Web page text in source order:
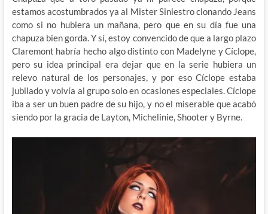
estamos acostumbrados ya al Mister Siniestro clonando Jeans
como si no hubiera un mañana, pero que en su día fue una
chapuza bien gorda. Y sí, estoy convencido de que a largo plazo
Claremont habría hecho algo distinto con Madelyne y Cíclope,
pero su idea principal era dejar que en la serie hubiera un
relevo natural de los personajes, y por eso Cíclope estaba
jubilado y volvía al grupo solo en ocasiones especiales. Cíclope
iba a ser un buen padre de su hijo, y no el miserable que acabó
siendo por la gracia de Layton, Michelinie, Shooter y Byrne.